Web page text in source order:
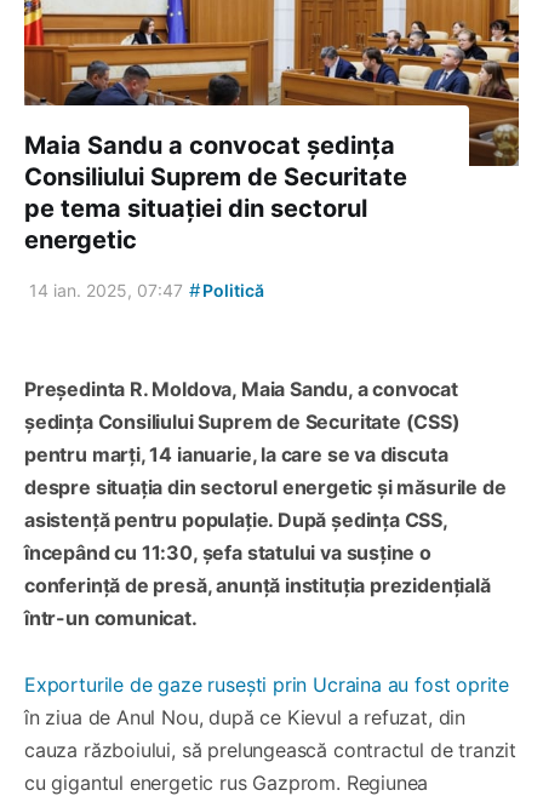
Maia Sandu a convocat ședința
Consiliului Suprem de Securitate
pe tema situației din sectorul
energetic
14 ian. 2025, 07:47 #Politică
Președinta R. Moldova, Maia Sandu, a convocat
ședința Consiliului Suprem de Securitate (CSS)
pentru marți, 14 ianuarie, la care se va discuta
despre situația din sectorul energetic și măsurile de
asistență pentru populație. După ședința CSS,
începând cu 11:30, șefa statului va susține o
conferință de presă, anunță instituția prezidențială
într-un comunicat.
Exporturile de gaze rusești prin Ucraina au fost oprite
în ziua de Anul Nou, după ce Kievul a refuzat, din
cauza războiului, să prelungească contractul de tranzit
cu gigantul energetic rus Gazprom. Regiunea